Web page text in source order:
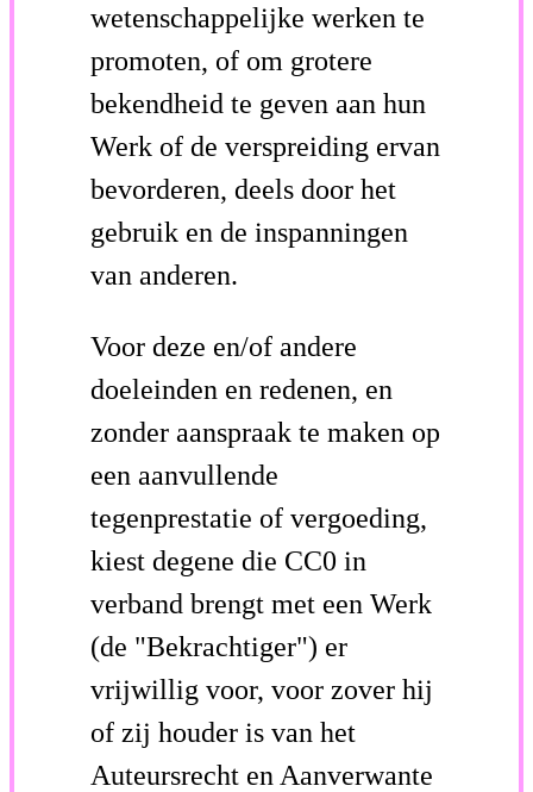
wetenschappelijke werken te
promoten, of om grotere
bekendheid te geven aan hun
Werk of de verspreiding ervan
bevorderen, deels door het
gebruik en de inspanningen
van anderen.
Voor deze en/of andere
doeleinden en redenen, en
zonder aanspraak te maken op
een aanvullende
tegenprestatie of vergoeding,
kiest degene die CC0 in
verband brengt met een Werk
(de "Bekrachtiger") er
vrijwillig voor, voor zover hij
of zij houder is van het
Auteursrecht en Aanverwante